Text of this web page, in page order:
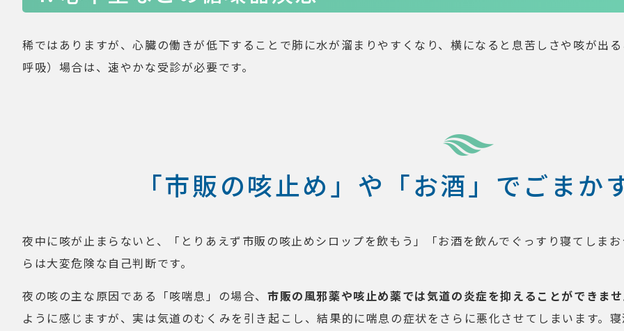
稀ではありますが、心臓の働きが低下することで肺に水が溜まりやすくなり、横になると息苦しさや咳が出
呼吸）場合は、速やかな受診が必要です。
「市販の咳止め」や「お酒」でごまか
夜中に咳が止まらないと、「とりあえず市販の咳止めシロップを飲もう」「お酒を飲んでぐっすり寝てしま
らは大変危険な自己判断です。
夜の咳の主な原因である「咳喘息」の場合、市販の風邪薬や咳止め薬では気道の炎症を抑えることができま
ように感じますが、実は気道のむくみを引き起こし、結果的に喘息の症状をさらに悪化させてしまいます。